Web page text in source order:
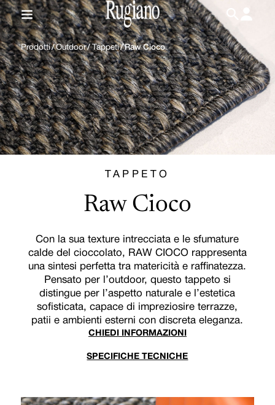
IT / EN
Prodotti/Outdoor/Tappeti/Raw Cioco
TAPPETO
Raw Cioco
Con la sua texture intrecciata e le sfumature
calde del cioccolato, RAW CIOCO rappresenta
una sintesi perfetta tra matericità e raffinatezza.
Pensato per l’outdoor, questo tappeto si
distingue per l’aspetto naturale e l’estetica
sofisticata, capace di impreziosire terrazze,
patii e ambienti esterni con discreta eleganza.
CHIEDI INFORMAZIONI
SPECIFICHE TECNICHE